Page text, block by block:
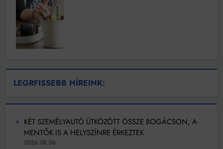
LEGRFISSEBB HÍREINK:
KÉT SZEMÉLYAUTÓ ÜTKÖZÖTT ÖSSZE BOGÁCSON, A
MENTŐK IS A HELYSZÍNRE ÉRKEZTEK
2026.08.06.